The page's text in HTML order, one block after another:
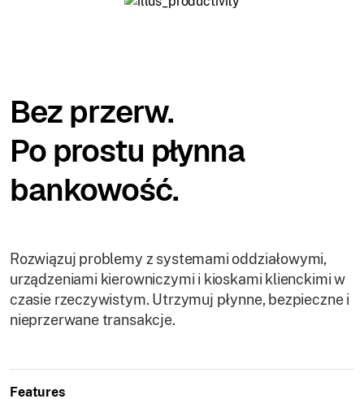
Bez przerw.
Po prostu płynna
bankowość.
Rozwiązuj problemy z systemami oddziałowymi,
urządzeniami kierowniczymi i kioskami klienckimi w
czasie rzeczywistym. Utrzymuj płynne, bezpieczne i
nieprzerwane transakcje.
Features